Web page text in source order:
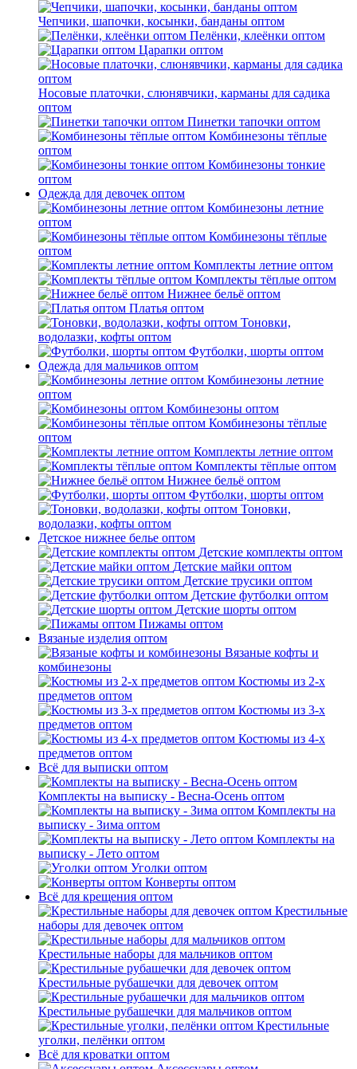
Чепчики, шапочки, косынки, банданы оптом
Пелёнки, клеёнки оптом
Царапки оптом
Носовые платочки, слюнявчики, карманы для садика
оптом
Пинетки тапочки оптом
Комбинезоны тёплые
оптом
Комбинезоны тонкие
оптом
Одежда для девочек оптом
Комбинезоны летние
оптом
Комбинезоны тёплые
оптом
Комплекты летние оптом
Комплекты тёплые оптом
Нижнее бельё оптом
Платья оптом
Тоновки,
водолазки, кофты оптом
Футболки, шорты оптом
Одежда для мальчиков оптом
Комбинезоны летние
оптом
Комбинезоны оптом
Комбинезоны тёплые
оптом
Комплекты летние оптом
Комплекты тёплые оптом
Нижнее бельё оптом
Футболки, шорты оптом
Тоновки,
водолазки, кофты оптом
Детское нижнее белье оптом
Детские комплекты оптом
Детские майки оптом
Детские трусики оптом
Детские футболки оптом
Детские шорты оптом
Пижамы оптом
Вязаные изделия оптом
Вязаные кофты и
комбинезоны
Костюмы из 2-х
предметов оптом
Костюмы из 3-х
предметов оптом
Костюмы из 4-х
предметов оптом
Всё для выписки оптом
Комплекты на выписку - Весна-Осень оптом
Комплекты на
выписку - Зима оптом
Комплекты на
выписку - Лето оптом
Уголки оптом
Конверты оптом
Всё для крещения оптом
Крестильные
наборы для девочек оптом
Крестильные наборы для мальчиков оптом
Крестильные рубашечки для девочек оптом
Крестильные рубашечки для мальчиков оптом
Крестильные
уголки, пелёнки оптом
Всё для кроватки оптом